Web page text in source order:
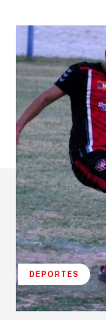
DEPORTES